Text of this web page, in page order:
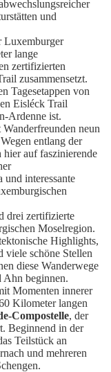
und
Luxemburger
lange
zertifizierten
zusammensetzt.
Tagesetappen von
Eisléck Trail
Ardenne ist.
Wanderfreunden neun
entlang der
hier auf faszinierende
und interessante
drei zertifizierte
Moselregion.
Highlights,
viele schöne Stellen
diese Wanderwege
Ahn beginnen.
Momenten innerer
Kilometer langen
Compostelle, der
Beginnend in der
Teilstück an
und mehreren